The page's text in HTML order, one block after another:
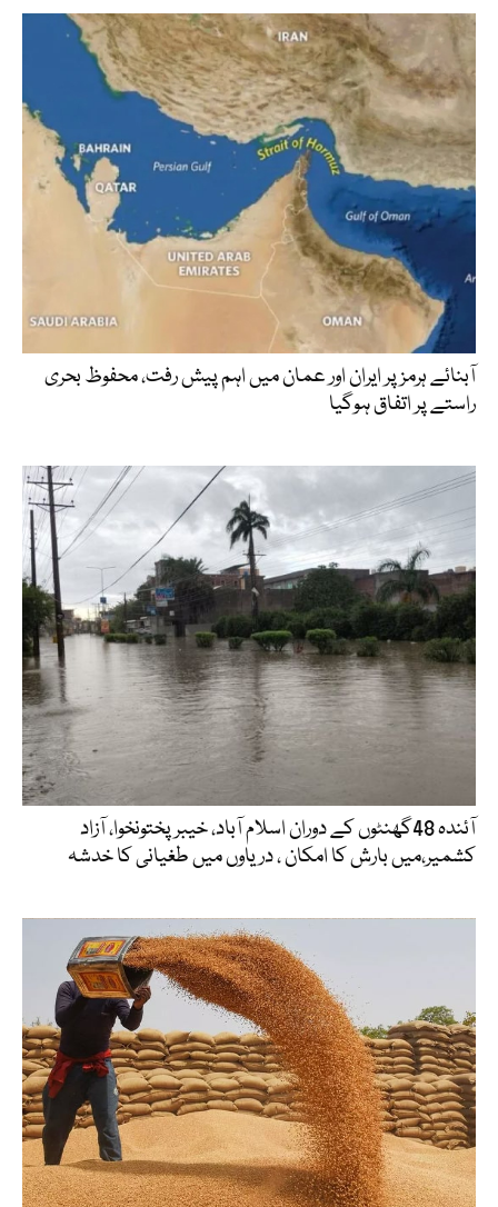
آبنائے ہرمز پر ایران اور عمان میں اہم پیش رفت، محفوظ بحری
راستے پر اتفاق ہوگیا
آئندہ 48گھنٹوں کے دوران اسلام آباد، خیبرپختونخوا، آزاد
کشمیر،میں بارش کا امکان ، دریاوں میں طغیانی کا خدشہ